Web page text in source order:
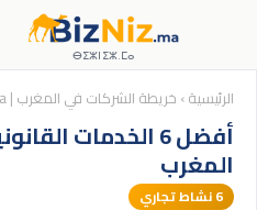
ⴱⵉⵣⵏⵉⵣ.ⵎⴰ
الرئيسية› خريطة الشركات في المغرب | BizNiz.ma
أفضل 6 الخدمات
المغرب
6نشاط تجاري